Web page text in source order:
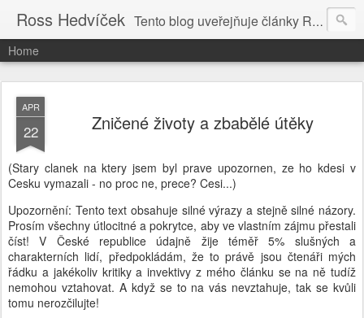
Ross Hedvíček Tento blog uveřejňuje články Ross Hedvíčka v češtině (pokud budu mit naladu) - s editacni pomoci Ludvika Dedika.
Home
APR
22 Zničené životy a zbabělé útěky
(Stary clanek na ktery jsem byl prave upozornen, ze ho kdesi v
Cesku vymazali - no proc ne, prece? Cesi...)
Upozornění: Tento text obsahuje silné výrazy a stejně silné názory.
Prosím všechny útlocitné a pokrytce, aby ve vlastním zájmu přestali
číst! V České republice údajně žije téměř 5% slušných a
charakterních lidí, předpokládám, že to právě jsou čtenáři mých
řádku a jakékoliv kritiky a invektivy z mého článku se na ně tudíž
nemohou vztahovat. A když se to na vás nevztahuje, tak se kvůli
tomu nerozčilujte!